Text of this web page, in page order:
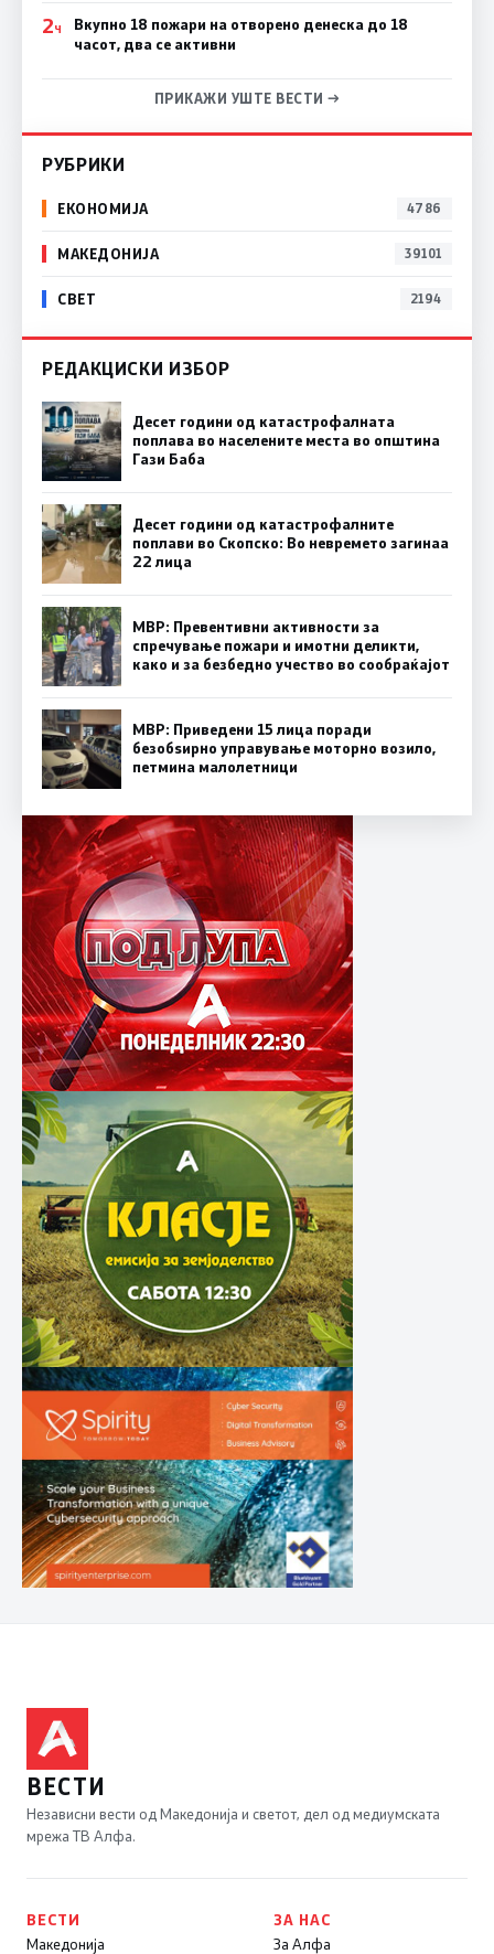
2Ч
Вкупно 18 пожари на отворено денеска до 18
часот, два се активни
ПРИКАЖИ УШТЕ ВЕСТИ →
РУБРИКИ
ЕКОНОМИЈА 4786
МАКЕДОНИЈА 39101
СВЕТ 2194
РЕДАКЦИСКИ ИЗБОР
Десет години од катастрофалната
поплава во населените места во општина
Гази Баба
Десет години од катастрофалните
поплави во Скопско: Во невремето загинаа
22 лица
МВР: Превентивни активности за
спречување пожари и имотни деликти,
како и за безбедно учество во сообраќајот
МВР: Приведени 15 лица поради
безобѕирно управување моторно возило,
петмина малолетници
ВЕСТИ
Независни вести од Македонија и светот, дел од медиумската
мрежа ТВ Алфа.
ВЕСТИ
Македонија
ЗА НАС
За Алфа